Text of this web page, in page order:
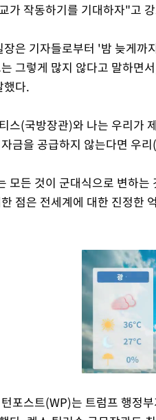
가 작동하기를 기대하자"고
장은 기자들로부터 '밤 늦게까
그렇게 많지 않다고 말하면
했다.
스(국방장관)와 나는 우리가
금을 공급하지 않는다면 우
모든 것이 군대식으로 변하
점은 전세계에 대한 진정한
포스트(WP)는 트럼프 행정